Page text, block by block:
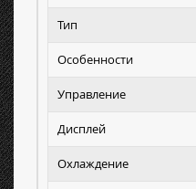
Тип
Особенности
Управление
Дисплей
Охлаждение